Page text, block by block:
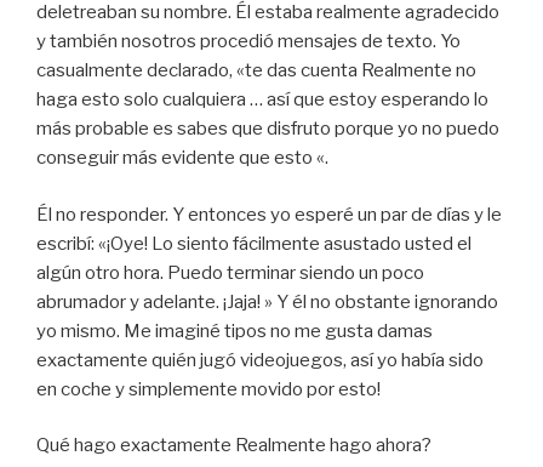
deletreaban su nombre. Él estaba realmente agradecido
y también nosotros procedió mensajes de texto. Yo
casualmente declarado, «te das cuenta Realmente no
haga esto solo cualquiera … así que estoy esperando lo
más probable es sabes que disfruto porque yo no puedo
conseguir más evidente que esto «.
Él no responder. Y entonces yo esperé un par de días y le
escribí: «¡Oye! Lo siento fácilmente asustado usted el
algún otro hora. Puedo terminar siendo un poco
abrumador y adelante. ¡Jaja! » Y él no obstante ignorando
yo mismo. Me imaginé tipos no me gusta damas
exactamente quién jugó videojuegos, así yo había sido
en coche y simplemente movido por esto!
Qué hago exactamente Realmente hago ahora?